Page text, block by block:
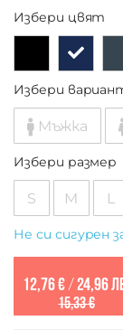
Избери цвят
Избери
Мъжка
Избери размер
S M L
Не си сигурен
12,76 €/ 24,96
15,33 €